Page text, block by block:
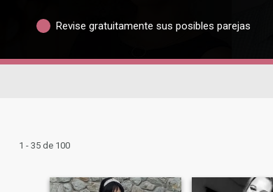
Revise gratuitamente sus posibles parejas
1 - 35 de 100